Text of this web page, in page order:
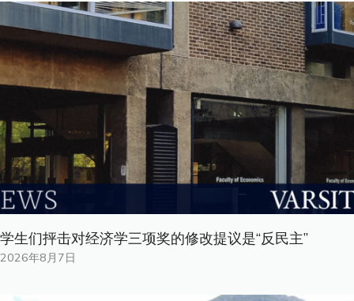
学生们抨击对经济学三项奖的修改提议是“反民主”
2026年8月7日